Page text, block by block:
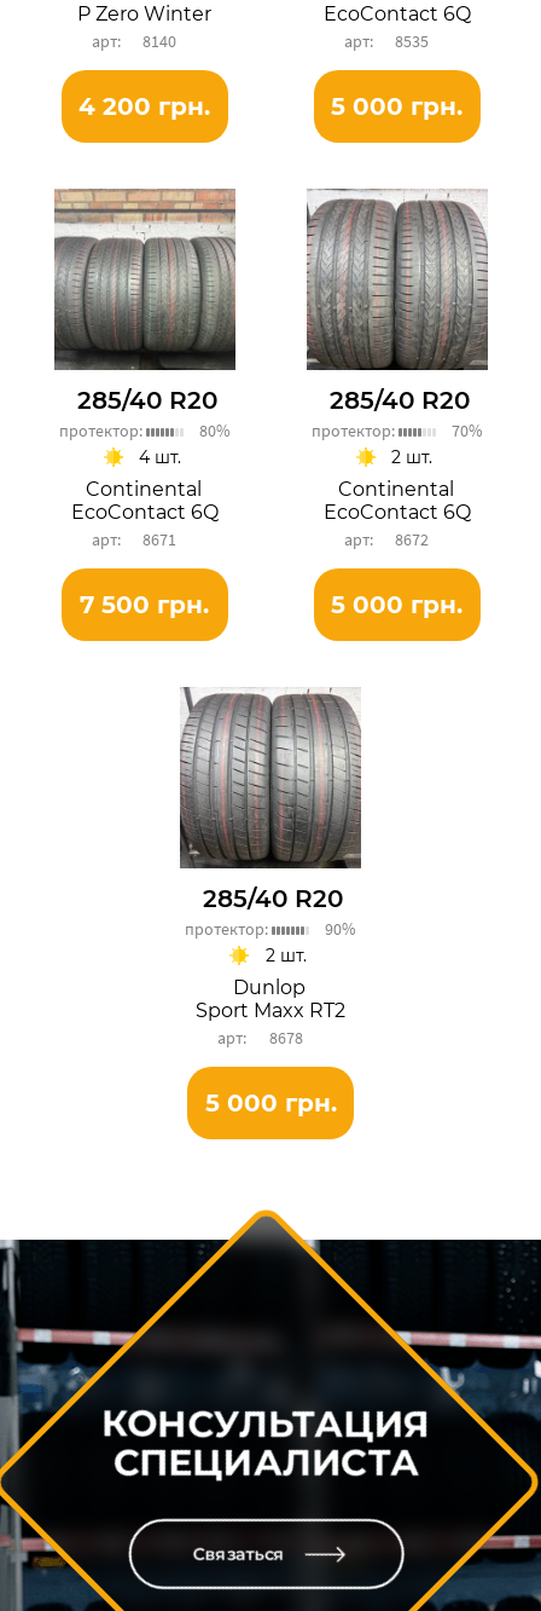
P Zero Winter
8140
4 200 грн.
EcoContact 6Q
8535
5 000 грн.
285/40 R20
протектор: 80%
Continental
EcoContact 6Q
8671
4 шт.
7 500 грн.
285/40 R20
протектор: 70%
Continental
EcoContact 6Q
8672
2 шт.
5 000 грн.
285/40 R20
протектор: 90%
Dunlop
Sport Maxx RT2
8678
2 шт.
5 000 грн.
КОНСУЛЬТАЦИЯ
СПЕЦИАЛИСТА
Связаться